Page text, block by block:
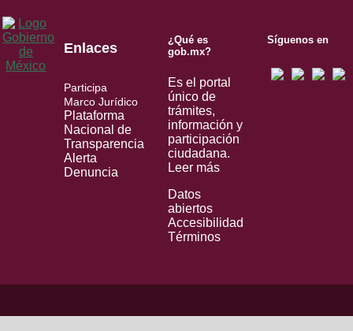
Enlaces
Participa
Marco Jurídico
Plataforma
Nacional de
Transparencia
Alerta
Denuncia
¿Qué es
gob.mx?
Es el portal
único de
trámites,
información y
participación
ciudadana.
Leer más
Datos
abiertos
Accesibilidad
Términos
Síguenos en